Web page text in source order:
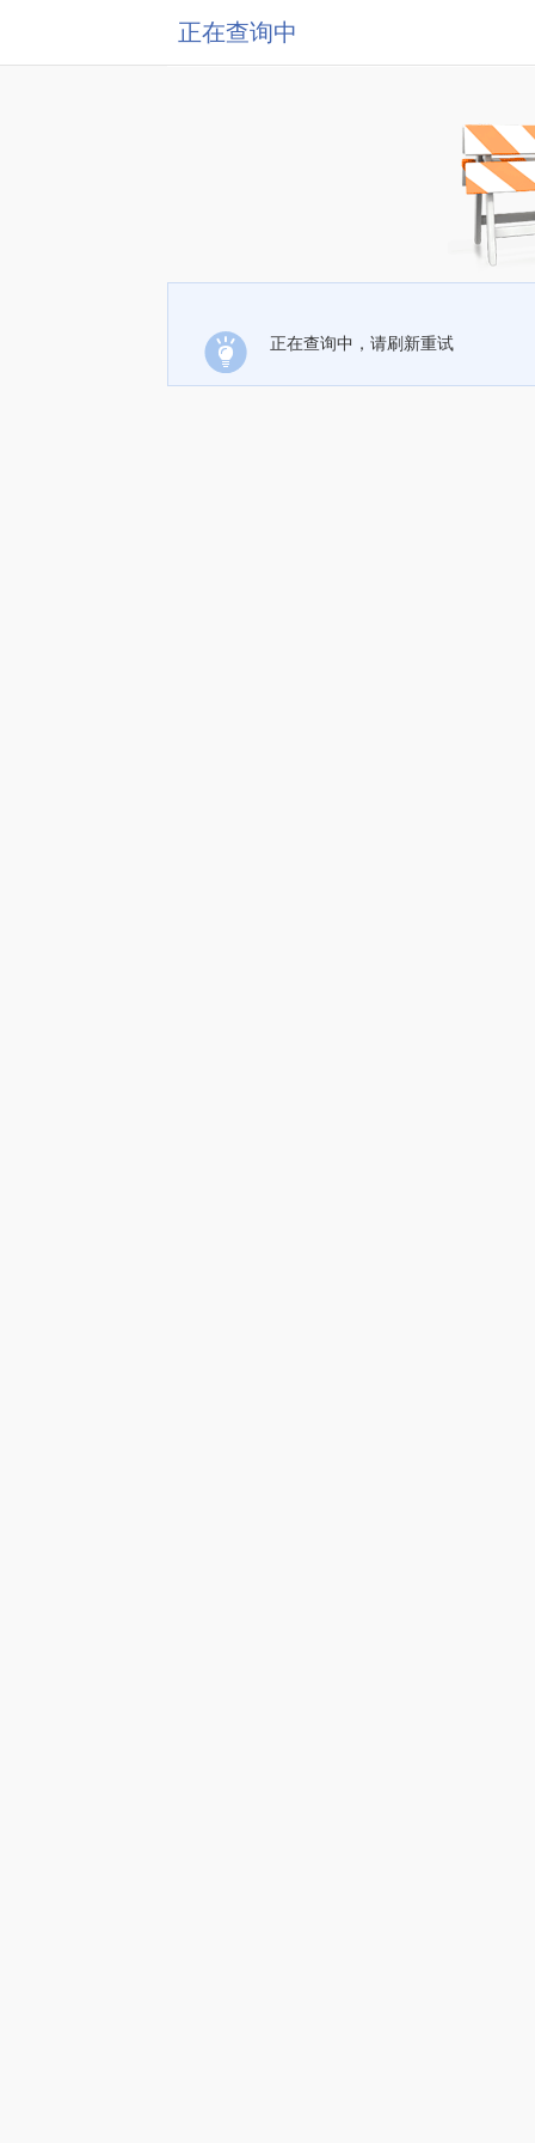
正在查询中
正在查询中，请刷新重试